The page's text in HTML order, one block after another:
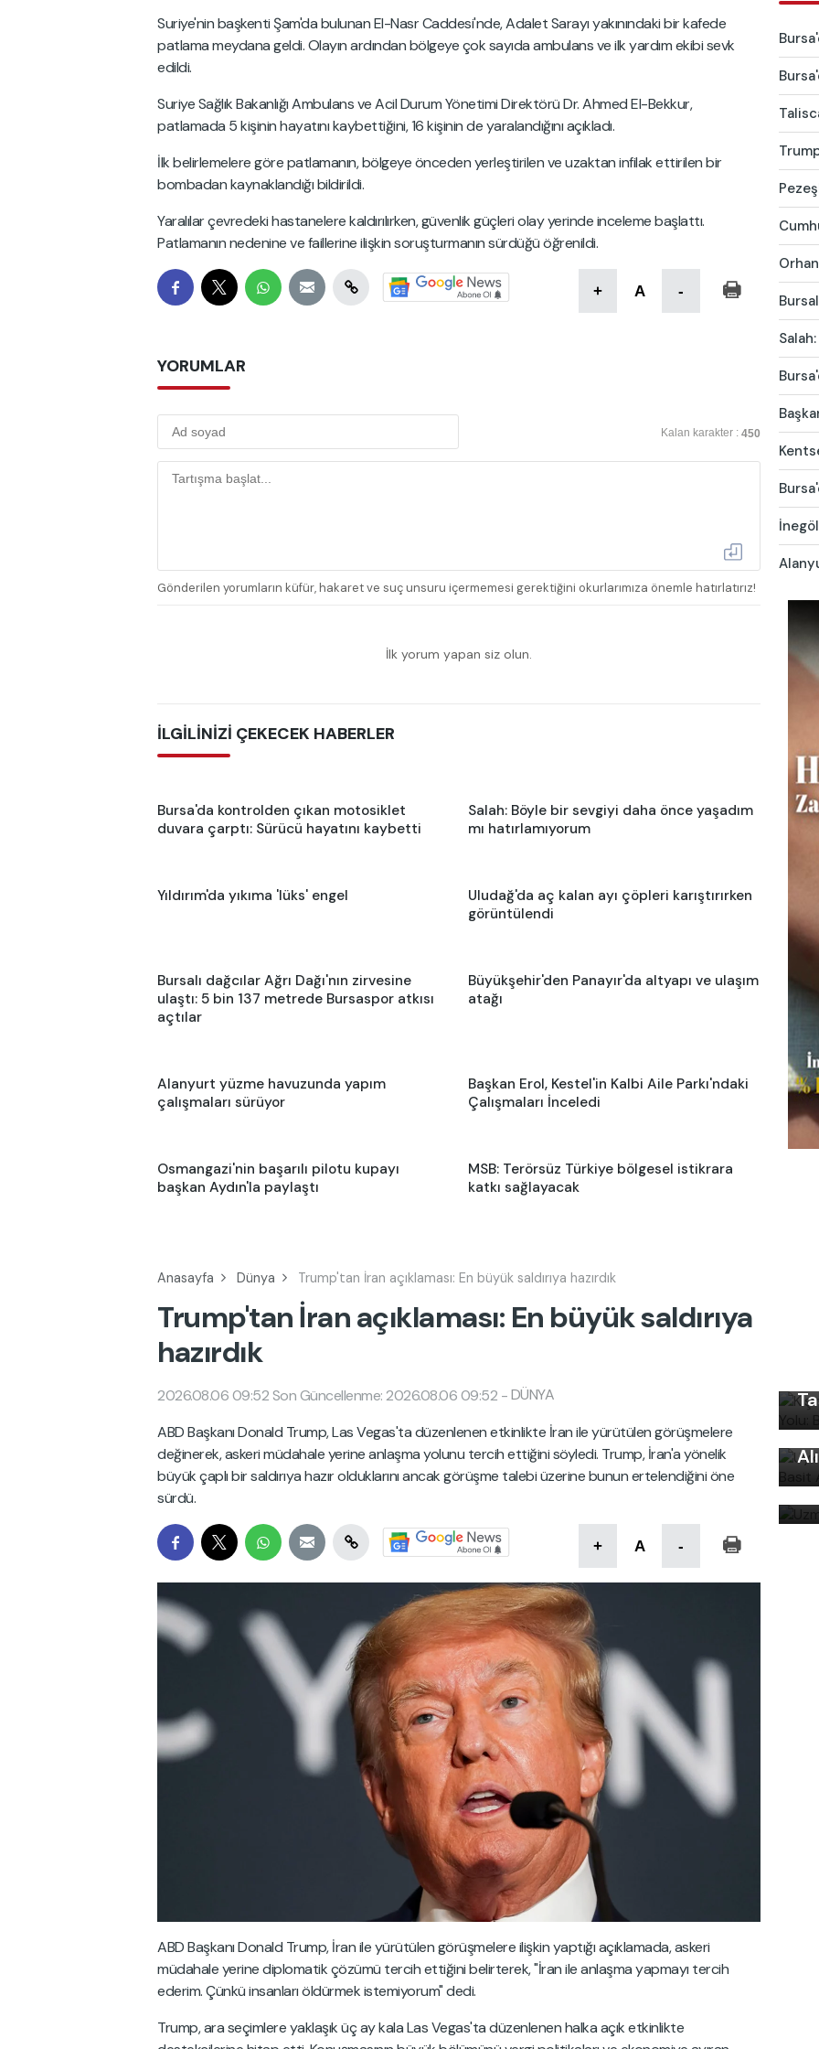
Suriye'nin başkenti Şam'da bulunan El-Nasr Caddesi'nde, Adalet Sarayı yakınındaki bir kafede
patlama meydana geldi. Olayın ardından bölgeye çok sayıda ambulans ve ilk yardım ekibi sevk
edildi.
Suriye Sağlık Bakanlığı Ambulans ve Acil Durum Yönetimi Direktörü Dr. Ahmed El-Bekkur,
patlamada 5 kişinin hayatını kaybettiğini, 16 kişinin de yaralandığını açıkladı.
İlk belirlemelere göre patlamanın, bölgeye önceden yerleştirilen ve uzaktan infilak ettirilen bir
bombadan kaynaklandığı bildirildi.
Yaralılar çevredeki hastanelere kaldırılırken, güvenlik güçleri olay yerinde inceleme başlattı.
Patlamanın nedenine ve faillerine ilişkin soruşturmanın sürdüğü öğrenildi.
+ A -
YORUMLAR
Kalan karakter : 450
Gönderilen yorumların küfür, hakaret ve suç unsuru içermemesi gerektiğini okurlarımıza önemle hatırlatırız!
İlk yorum yapan siz olun.
İLGİLİNİZİ ÇEKECEK HABERLER
Bursa'da kontrolden çıkan motosiklet
duvara çarptı: Sürücü hayatını kaybetti
Salah: Böyle bir sevgiyi daha önce yaşadım
mı hatırlamıyorum
Yıldırım'da yıkıma 'lüks' engel
Uludağ'da aç kalan ayı çöpleri karıştırırken
görüntülendi
Bursalı dağcılar Ağrı Dağı'nın zirvesine
ulaştı: 5 bin 137 metrede Bursaspor atkısı
açtılar
Büyükşehir'den Panayır'da altyapı ve ulaşım
atağı
Alanyurt yüzme havuzunda yapım
çalışmaları sürüyor
Başkan Erol, Kestel'in Kalbi Aile Parkı'ndaki
Çalışmaları İnceledi
Osmangazi'nin başarılı pilotu kupayı
başkan Aydın'la paylaştı
MSB: Terörsüz Türkiye bölgesel istikrara
katkı sağlayacak
Anasayfa Dünya Trump'tan İran açıklaması: En büyük saldırıya hazırdık
Trump'tan İran açıklaması: En büyük saldırıya
hazırdık
2026.08.06 09:52 Son Güncellenme: 2026.08.06 09:52 -DÜNYA
ABD Başkanı Donald Trump, Las Vegas'ta düzenlenen etkinlikte İran ile yürütülen görüşmelere
değinerek, askeri müdahale yerine anlaşma yolunu tercih ettiğini söyledi. Trump, İran'a yönelik
büyük çaplı bir saldırıya hazır olduklarını ancak görüşme talebi üzerine bunun ertelendiğini öne
sürdü.
+ A -
ABD Başkanı Donald Trump, İran ile yürütülen görüşmelere ilişkin yaptığı açıklamada, askeri
müdahale yerine diplomatik çözümü tercih ettiğini belirterek, "İran ile anlaşma yapmayı tercih
ederim. Çünkü insanları öldürmek istemiyorum" dedi.
Trump, ara seçimlere yaklaşık üç ay kala Las Vegas'ta düzenlenen halka açık etkinlikte